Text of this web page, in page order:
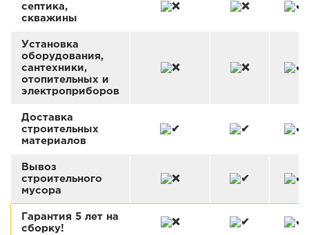
септика,
скважины
Установка
оборудования,
сантехники,
отопительных и
электроприборов
Доставка
строительных
материалов
Вывоз
строительного
мусора
Гарантия 5 лет на
сборку!